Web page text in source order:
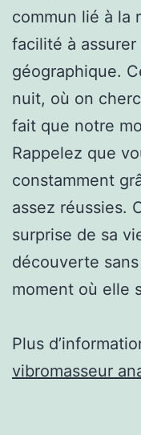
commun lié à la
facilité à
géographique.
nuit, où on
fait que notre
Rappelez que
constamment
assez réussies.
surprise de sa
découverte
moment où elle
Plus
vibromasseur